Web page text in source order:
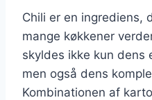
Chili er en ingrediens,
mange køkkener
skyldes ikke kun dens
men også dens
Kombinationen af